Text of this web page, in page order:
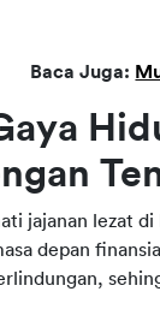
Baca Juga:
jajanan lezat
depan